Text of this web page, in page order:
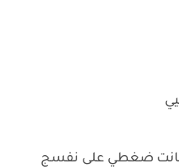
هانت ضغطي على نفسج